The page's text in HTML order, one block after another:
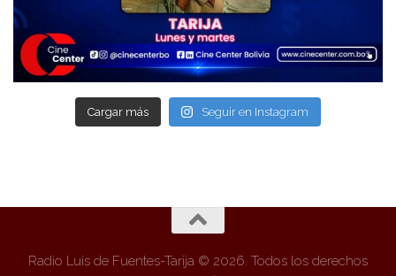
Cargar más Seguir en Instagram
Radio Luis de Fuentes-Tarija © 2026. Todos los derechos